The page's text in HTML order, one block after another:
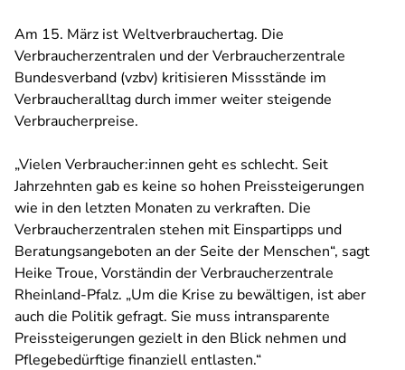
Am 15. März ist Weltverbrauchertag. Die
Verbraucherzentralen und der Verbraucherzentrale
Bundesverband (vzbv) kritisieren Missstände im
Verbraucheralltag durch immer weiter steigende
Verbraucherpreise.
„Vielen Verbraucher:innen geht es schlecht. Seit
Jahrzehnten gab es keine so hohen Preissteigerungen
wie in den letzten Monaten zu verkraften. Die
Verbraucherzentralen stehen mit Einspartipps und
Beratungsangeboten an der Seite der Menschen“, sagt
Heike Troue, Vorständin der Verbraucherzentrale
Rheinland-Pfalz. „Um die Krise zu bewältigen, ist aber
auch die Politik gefragt. Sie muss intransparente
Preissteigerungen gezielt in den Blick nehmen und
Pflegebedürftige finanziell entlasten.“